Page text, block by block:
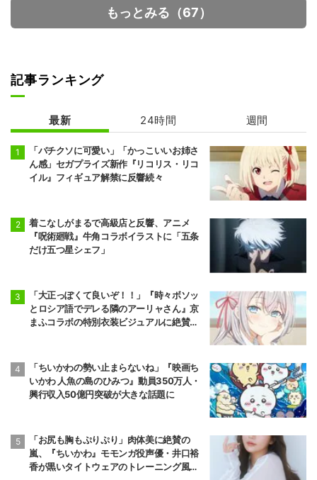
もっとみる（67）
記事ランキング
最新 24時間 週間
「バチクソに可愛い」「かっこいいお姉さ
ん感」セガプライズ新作『リコリス・リコ
イル』フィギュア解禁に反響続々
着こなしがまるで高級店と反響、アニメ
『呪術廻戦』牛角コラボイラストに「五条
だけ五つ星シェフ」
「大正っぽくて良いぞ！！」『時々ボソッ
とロシア語でデレる隣のアーリャさん』京
まふコラボの特別衣装ビジュアルに絶賛の
「ちいかわの勢い止まらないね」『映画ち
いかわ 人魚の島のひみつ』動員350万人・
興行収入50億円突破が大きな話題に
「お尻も胸もぷりぷり」肉体美に絶賛の
嵐、『ちいかわ』モモンガ役声優・井口裕
香が黒いタイトウェアのトレーニング風景